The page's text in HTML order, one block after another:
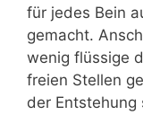
für jedes Bein
gemacht.
wenig flüssige
freien Stellen
der Entstehung